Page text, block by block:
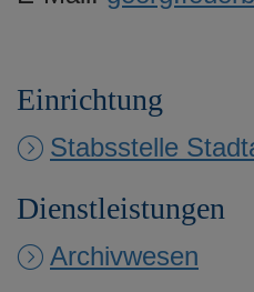
Einrichtung
Stabsstelle
Dienstleistungen
Archivwesen